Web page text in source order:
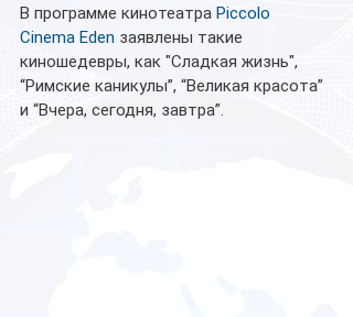
В программе кинотеатра Piccolo
Cinema Eden заявлены такие
киношедевры, как "Сладкая жизнь",
“Римские каникулы”, “Великая красота”
и “Вчера, сегодня, завтра”.